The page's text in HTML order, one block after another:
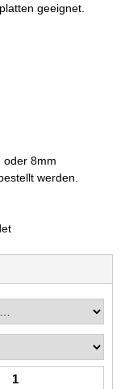
geeignet.
oder 8mm
werden.